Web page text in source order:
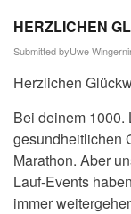
HERZLICHEN
Submitted byUwe
Herzlichen
Bei deinem 1000.
gesundheitlichen
Marathon. Aber
Lauf-Events
immer